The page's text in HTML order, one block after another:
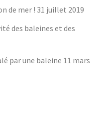
de mer ! 31 juillet 2019
des baleines et des
par une baleine 11 mars